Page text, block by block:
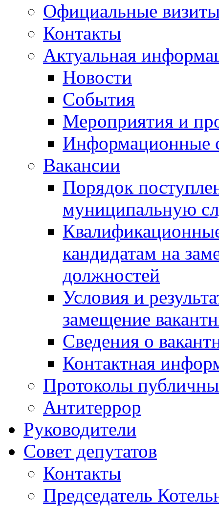
Официальные
Контакты
Актуальная
Новости
События
Мероприятия и
Информационные
Вакансии
Порядок
муниципальную
кандидатам на
должностей
Условия и
замещение
Сведения о
Контактная
Протоколы
Антитеррор
Руководители
Совет депутатов
Контакты
Председатель